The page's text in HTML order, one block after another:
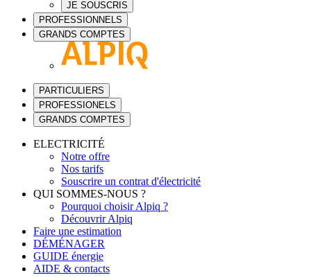
JE SOUSCRIS
PROFESSIONNELS
GRANDS COMPTES
PARTICULIERS
PROFESSIONELS
GRANDS COMPTES
ELECTRICITÉ
Notre offre
Nos tarifs
Souscrire un contrat d'électricité
QUI SOMMES-NOUS ?
Pourquoi choisir Alpiq ?
Découvrir Alpiq
Faire une estimation
DÉMÉNAGER
GUIDE énergie
AIDE & contacts